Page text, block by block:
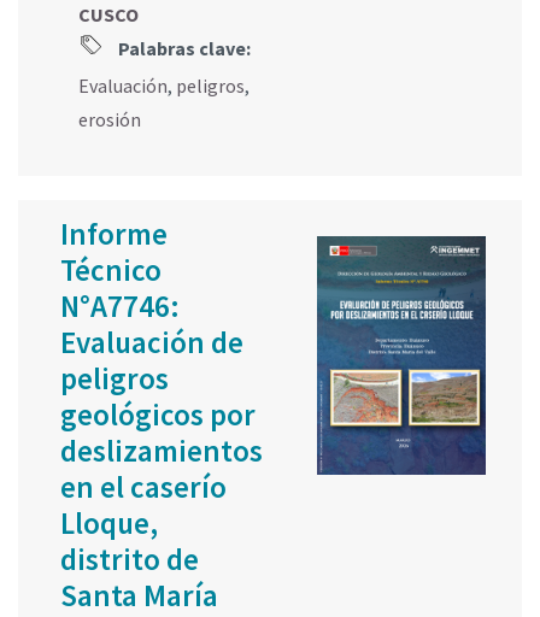
CUSCO
Palabras clave:
Evaluación, peligros,
erosión
Informe
Técnico
N°A7746:
Evaluación de
peligros
geológicos por
deslizamientos
en el caserío
Lloque,
distrito de
Santa María